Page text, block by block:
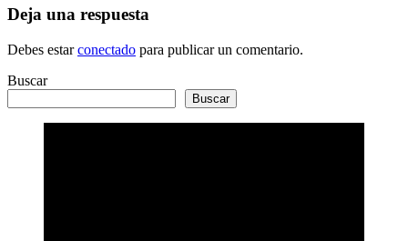
Deja una respuesta
Debes estarconectado para publicar un comentario.
Buscar
Buscar